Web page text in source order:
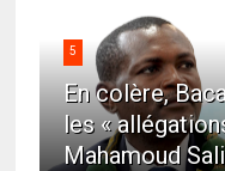
5
En colère,
les «
Mahamoud